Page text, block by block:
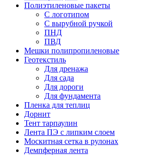
Полиэтиленовые пакеты
С логотипом
С вырубной ручкой
ПНД
ПВД
Мешки полипропиленовые
Геотекстиль
Для дренажа
Для сада
Для дороги
Для фундамента
Пленка для теплиц
Дорнит
Тент тарпаулин
Лента ПЭ с липким слоем
Москитная сетка в рулонах
Демпферная лента